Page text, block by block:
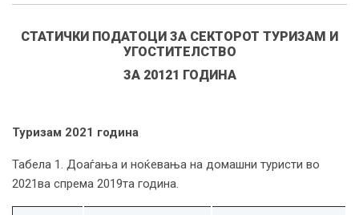
СТАТИЧКИ ПОДАТОЦИ ЗА СЕКТОРОТ ТУРИЗАМ И
УГОСТИТЕЛСТВО
ЗА 20121 ГОДИНА
Туризам 2021 година
Табела 1. Доаѓања и ноќевања на домашни туристи во
2021ва спрема 2019та година.